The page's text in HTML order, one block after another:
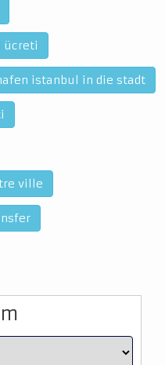
ücreti
istanbul in die stadt
ville